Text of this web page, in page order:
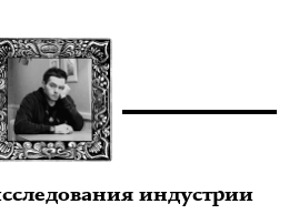
индустрии